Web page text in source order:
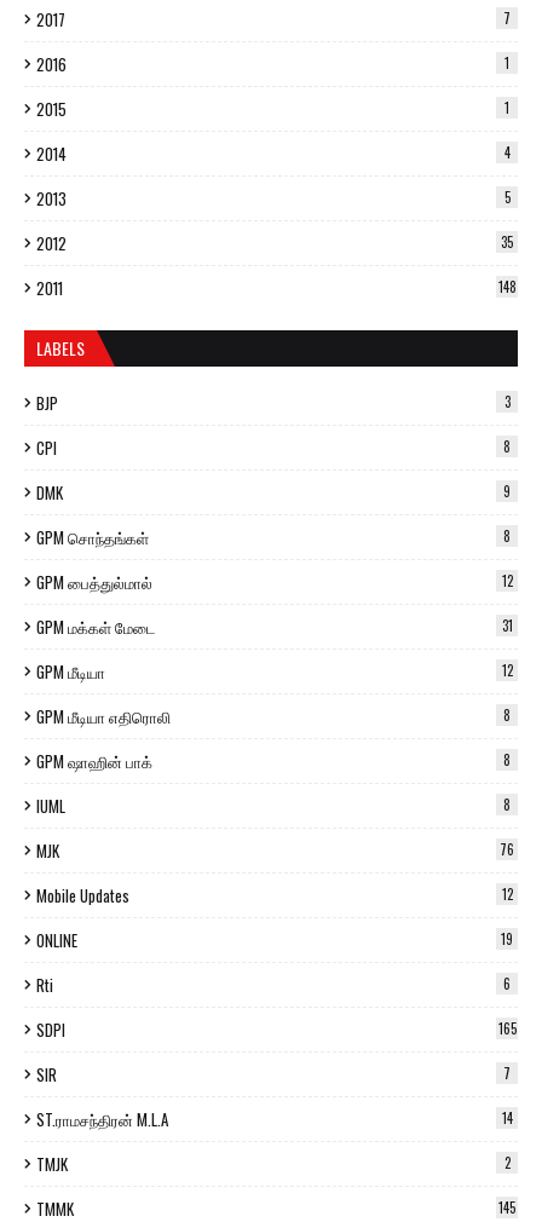
2017 7
2016 1
2015 1
2014 4
2013 5
2012 35
2011 148
LABELS
BJP 3
CPI 8
DMK 9
GPM சொந்தங்கள் 8
GPM பைத்துல்மால் 12
GPM மக்கள் மேடை 31
GPM மீடியா 12
GPM மீடியா எதிரொலி 8
GPM ஷாஹின் பாக் 8
IUML 8
MJK 76
Mobile Updates 12
ONLINE 19
Rti 6
SDPI 165
SIR 7
ST.ராமசந்திரன் M.L.A 14
TMJK 2
TMMK 145